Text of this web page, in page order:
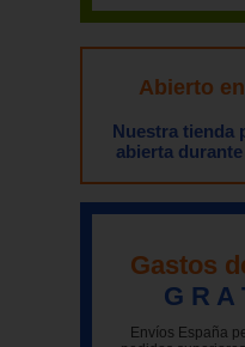
Abierto
Nuestra tienda
abierta
Gastos
G R A
Envíos España